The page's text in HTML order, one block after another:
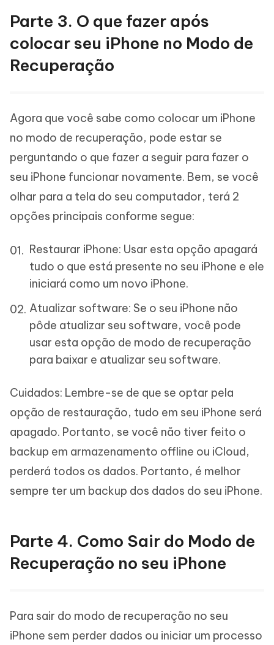
Parte 3. O que fazer após
colocar seu iPhone no Modo de
Recuperação
Agora que você sabe como colocar um iPhone
no modo de recuperação, pode estar se
perguntando o que fazer a seguir para fazer o
seu iPhone funcionar novamente. Bem, se você
olhar para a tela do seu computador, terá 2
opções principais conforme segue:
Restaurar iPhone: Usar esta opção apagará
tudo o que está presente no seu iPhone e ele
iniciará como um novo iPhone.
Atualizar software: Se o seu iPhone não
pôde atualizar seu software, você pode
usar esta opção de modo de recuperação
para baixar e atualizar seu software.
Cuidados: Lembre-se de que se optar pela
opção de restauração, tudo em seu iPhone será
apagado. Portanto, se você não tiver feito o
backup em armazenamento offline ou iCloud,
perderá todos os dados. Portanto, é melhor
sempre ter um backup dos dados do seu iPhone.
Parte 4. Como Sair do Modo de
Recuperação no seu iPhone
Para sair do modo de recuperação no seu
iPhone sem perder dados ou iniciar um processo